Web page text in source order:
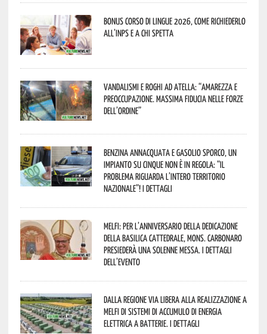
Bonus corso di lingue 2026, come richiederlo
all’INPS e a chi spetta
Vandalismi e roghi ad Atella: “Amarezza e
preoccupazione. Massima fiducia nelle Forze
dell’Ordine”
Benzina annacquata e gasolio sporco, un
impianto su cinque non è in regola: “il
problema riguarda l’intero territorio
Nazionale”! I dettagli
Melfi: per l’anniversario della Dedicazione
della Basilica Cattedrale, Mons. Carbonaro
presiederà una solenne messa. I dettagli
dell’evento
Dalla Regione via libera alla realizzazione a
Melfi di sistemi di accumulo di energia
elettrica a batterie. I dettagli